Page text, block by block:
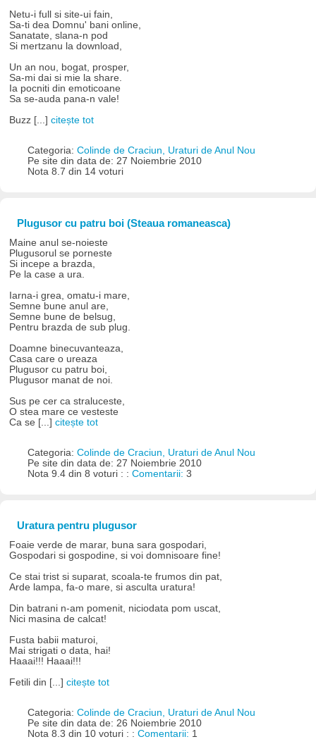
Netu-i full si site-ui fain,
Sa-ti dea Domnu' bani online,
Sanatate, slana-n pod
Si mertzanu la download,
Un an nou, bogat, prosper,
Sa-mi dai si mie la share.
Ia pocniti din emoticoane
Sa se-auda pana-n vale!
Buzz [...]citește tot
Categoria: Colinde de Craciun, Uraturi de Anul Nou
Pe site din data de: 27 Noiembrie 2010
Nota 8.7 din 14 voturi
Plugusor cu patru boi (Steaua romaneasca)
Maine anul se-noieste
Plugusorul se porneste
Si incepe a brazda,
Pe la case a ura.
Iarna-i grea, omatu-i mare,
Semne bune anul are,
Semne bune de belsug,
Pentru brazda de sub plug.
Doamne binecuvanteaza,
Casa care o ureaza
Plugusor cu patru boi,
Plugusor manat de noi.
Sus pe cer ca straluceste,
O stea mare ce vesteste
Ca se [...]citește tot
Categoria: Colinde de Craciun, Uraturi de Anul Nou
Pe site din data de: 27 Noiembrie 2010
Nota 9.4 din 8 voturi : : Comentarii: 3
Uratura pentru plugusor
Foaie verde de marar, buna sara gospodari,
Gospodari si gospodine, si voi domnisoare fine!
Ce stai trist si suparat, scoala-te frumos din pat,
Arde lampa, fa-o mare, si asculta uratura!
Din batrani n-am pomenit, niciodata pom uscat,
Nici masina de calcat!
Fusta babii maturoi,
Mai strigati o data, hai!
Haaai!!! Haaai!!!
Fetili din [...]citește tot
Categoria: Colinde de Craciun, Uraturi de Anul Nou
Pe site din data de: 26 Noiembrie 2010
Nota 8.3 din 10 voturi : : Comentarii: 1